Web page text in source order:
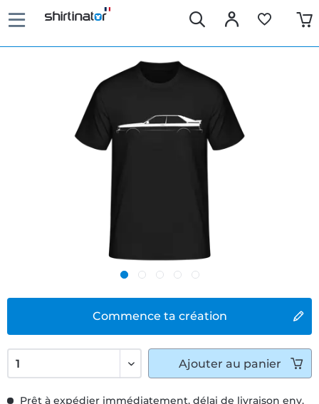
Commence ta création
Prêt à expédier immédiatement, délai de livraison env.
Ajouter au panier